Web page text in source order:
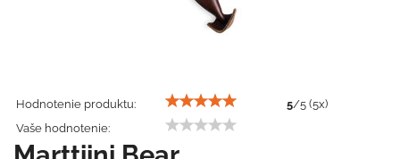
Hodnotenie produktu: 5/5 (5x)
Vaše hodnotenie: